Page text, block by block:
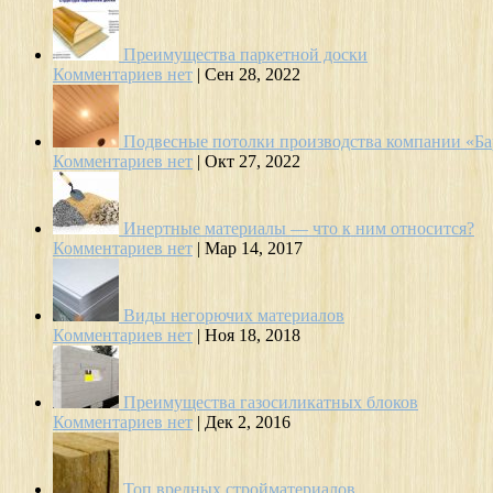
Преимущества паркетной доски
Комментариев нет | Сен 28, 2022
Подвесные потолки производства компании
Комментариев нет | Окт 27, 2022
Инертные материалы — что к ним относится?
Комментариев нет | Мар 14, 2017
Виды негорючих материалов
Комментариев нет | Ноя 18, 2018
Преимущества газосиликатных блоков
Комментариев нет | Дек 2, 2016
Топ вредных стройматериалов